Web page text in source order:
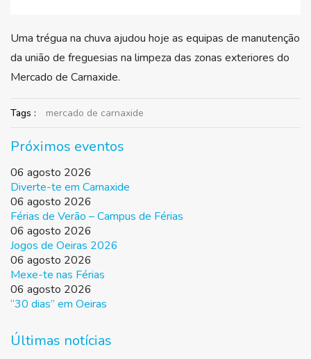
Uma trégua na chuva ajudou hoje as equipas de manutenção
da união de freguesias na limpeza das zonas exteriores do
Mercado de Carnaxide.
Tags : mercado de carnaxide
Próximos eventos
06 agosto 2026
Diverte-te em Carnaxide
06 agosto 2026
Férias de Verão – Campus de Férias
06 agosto 2026
Jogos de Oeiras 2026
06 agosto 2026
Mexe-te nas Férias
06 agosto 2026
“30 dias” em Oeiras
Últimas notícias